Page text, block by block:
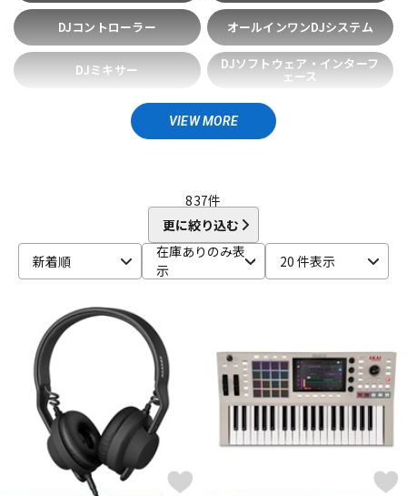
PRO-STAND
QUIK LOK QUINTET RANE
reloop
S-Y
SANWA SUPPLY
serato
Technics UDG unknown
DJコントローラー オールインワンDJシステム
DJミキサー DJソフトウェア・インターフ
ェース
DJ用サンプラー・シンセ DJ用エフェクター
VIEW MORE
837件
更に絞り込む
新着順
在庫ありのみ表
示
20 件表示